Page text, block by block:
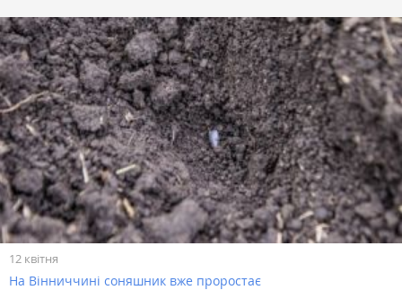
12 квітня
На Вінниччині соняшник вже проростає